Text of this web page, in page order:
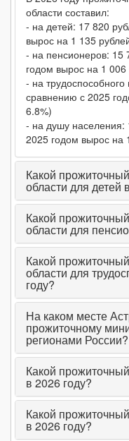
области составил:
- на детей: 17 820
вырос на 1 135
- на пенсионеров: 15
годом вырос на 1
- на
сравнению с 2025
6.8%)
- на душу населения:
2025 годом вырос на
Какой
области для детей
Какой
области для
Какой
области для
году?
На каком месте
прожиточному
регионами России?
Какой
в 2026 году?
Какой
в 2026 году?